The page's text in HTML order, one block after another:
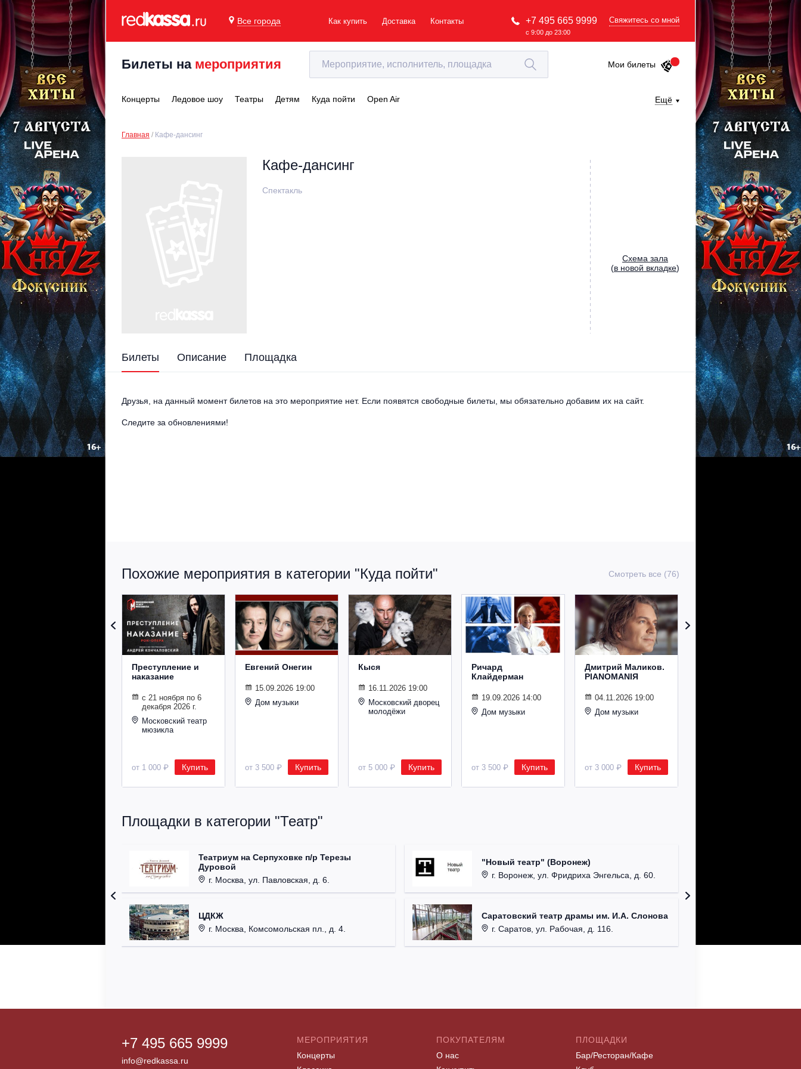
Все города Как купить Доставка Контакты +7 495 665 9999
с 9:00 до 23:00
Свяжитесь со мной
Билеты на мероприятия Мои билеты
Концерты Ледовое шоу Театры Детям Куда пойти Open Air Ещё
Главная Кафе-дансинг
Кафе-дансинг
Спектакль
Cхема зала
(в новой вкладке)
Билеты Описание Площадка
Друзья, на данный момент билетов на это мероприятие нет. Если появятся свободные билеты, мы обязательно добавим их на сайт.
Следите за обновлениями!
Похожие мероприятия в категории "Куда пойти" Смотреть все (76)
Преступление и
наказание
с 21 ноября по 6
декабря 2026 г.
Московский театр
мюзикла
от 1 000 ₽ Купить
Евгений Онегин
15.09.2026 19:00
Дом музыки
от 3 500 ₽ Купить
Кыся
16.11.2026 19:00
Московский дворец
молодёжи
от 5 000 ₽ Купить
Ричард
Клайдерман
19.09.2026 14:00
Дом музыки
от 3 500 ₽ Купить
Дмитрий Маликов.
PIANOMANIЯ
04.11.2026 19:00
Дом музыки
от 3 000 ₽ Купить
Площадки в категории "Театр"
Театриум на Серпуховке п/р Терезы
Дуровой
г. Москва, ул. Павловская, д. 6.
ЦДКЖ
г. Москва, Комсомольская пл., д. 4.
"Новый театр" (Воронеж)
г. Воронеж, ул. Фридриха Энгельса, д. 60.
Саратовский театр драмы им. И.А. Слонова
г. Саратов, ул. Рабочая, д. 116.
+7 495 665 9999
info@redkassa.ru
МЕРОПРИЯТИЯ
Концерты
ПОКУПАТЕЛЯМ
О нас
ПЛОЩАДКИ
Бар/Ресторан/Кафе